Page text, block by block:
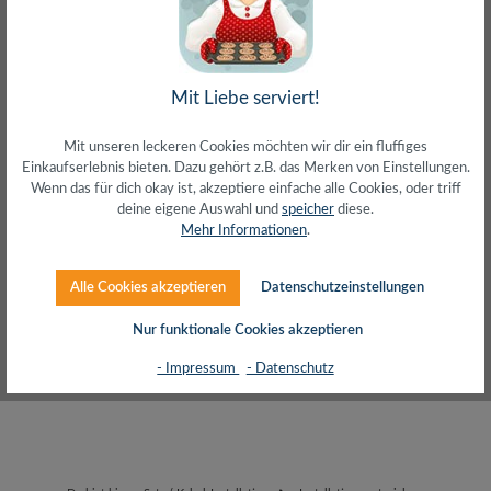
SALES
Produkte filtern
Mit Liebe serviert!
Mit unseren leckeren Cookies möchten wir dir ein fluffiges
Einkaufserlebnis bieten. Dazu gehört z.B. das Merken von Einstellungen.
Wenn das für dich okay ist, akzeptiere einfache alle Cookies, oder triff
deine eigene Auswahl und speicher diese.
Mehr Informationen.
Alle Cookies akzeptieren Datenschutzeinstellungen
Nur funktionale Cookies akzeptieren
- Impressum - Datenschutz